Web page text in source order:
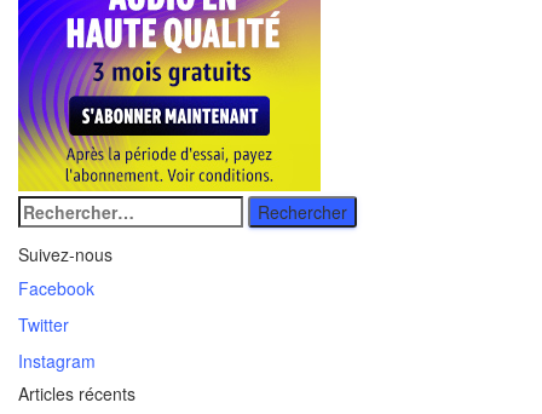
Rechercher
:
Suivez-nous
Facebook
Twitter
Instagram
Articles récents